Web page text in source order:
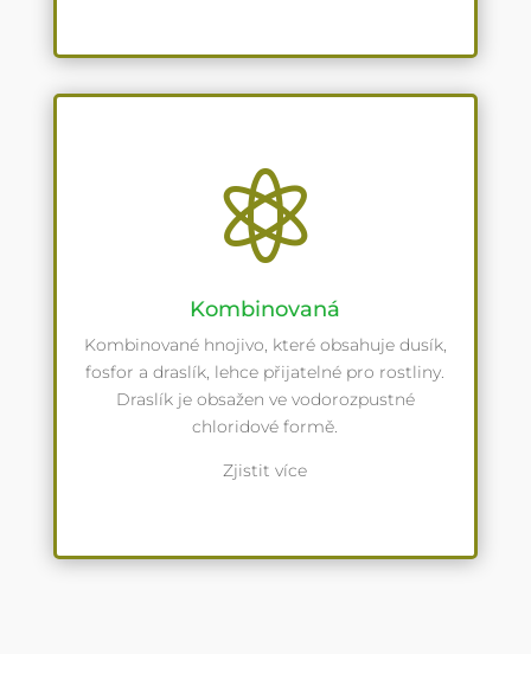

Kombinovaná
Kombinované hnojivo, které obsahuje dusík,
fosfor a draslík, lehce přijatelné pro rostliny.
Draslík je obsažen ve vodorozpustné
chloridové formě.
Zjistit více